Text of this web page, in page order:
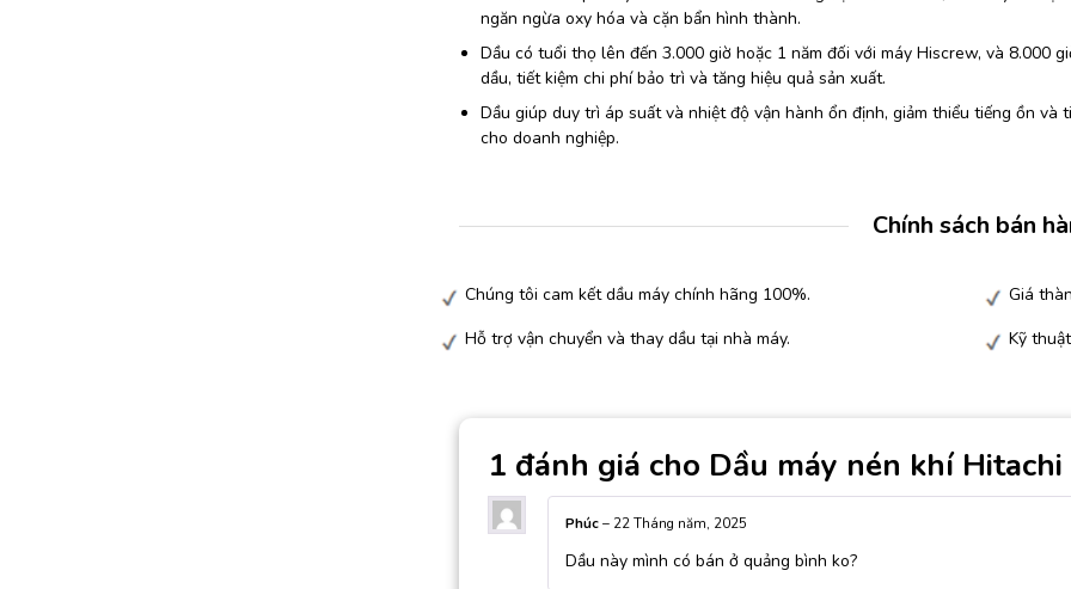
ngăn ngừa oxy hóa và cặn bẩn hình thành.
Dầu có tuổi thọ lên đến 3.000 giờ hoặc 1 năm đối với máy Hiscrew, và 8.000
dầu, tiết kiệm chi phí bảo trì và tăng hiệu quả sản xuất.
Dầu giúp duy trì áp suất và nhiệt độ vận hành ổn định, giảm thiểu tiếng ồn
cho doanh nghiệp.
Chính sách bán
Chúng tôi cam kết dầu máy chính hãng 100%.
Giá
Hỗ trợ vận chuyển và thay dầu tại nhà máy.
Kỹ
1 đánh giá cho Dầu máy nén khí
Phúc– 22 Tháng năm, 2025
Dầu này mình có bán ở quảng bình ko?